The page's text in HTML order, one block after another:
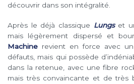
découvrir dans son intégralité.
Après le déjà classique Lungset
mais légèrement dispersé et
Machine revient en force avec
défauts, mais qui possède
dans la retenue, avec une fibre
mais très convaincante et de très